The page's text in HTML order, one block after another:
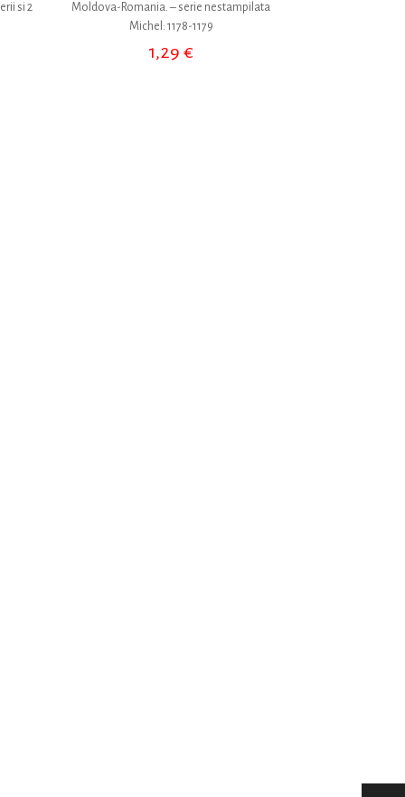
si 2
Moldova-Romania. – serie nestampilata
Michel: 1178-1179
1,29€